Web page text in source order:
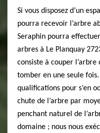
Si vous disposez d’un
pourra recevoir l’arbre
Seraphin pourra
arbres à Le Planquay
consiste à couper
tomber en une seule
qualifications pour s’en
chute de l’arbre par
penchant naturel de
domaine ; nous nous